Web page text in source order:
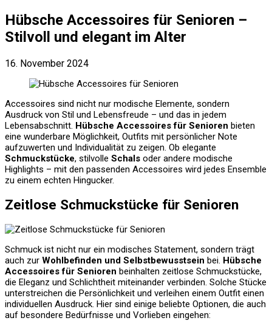
Hübsche Accessoires für Senioren –
Stilvoll und elegant im Alter
16. November 2024
Accessoires sind nicht nur modische Elemente, sondern
Ausdruck von Stil und Lebensfreude – und das in jedem
Lebensabschnitt. Hübsche Accessoires für Senioren bieten
eine wunderbare Möglichkeit, Outfits mit persönlicher Note
aufzuwerten und Individualität zu zeigen. Ob elegante
Schmuckstücke, stilvolle Schals oder andere modische
Highlights – mit den passenden Accessoires wird jedes Ensemble
zu einem echten Hingucker.
Zeitlose Schmuckstücke für Senioren
Schmuck ist nicht nur ein modisches Statement, sondern trägt
auch zur Wohlbefinden und Selbstbewusstsein bei. Hübsche
Accessoires für Senioren beinhalten zeitlose Schmuckstücke,
die Eleganz und Schlichtheit miteinander verbinden. Solche Stücke
unterstreichen die Persönlichkeit und verleihen einem Outfit einen
individuellen Ausdruck. Hier sind einige beliebte Optionen, die auch
auf besondere Bedürfnisse und Vorlieben eingehen: